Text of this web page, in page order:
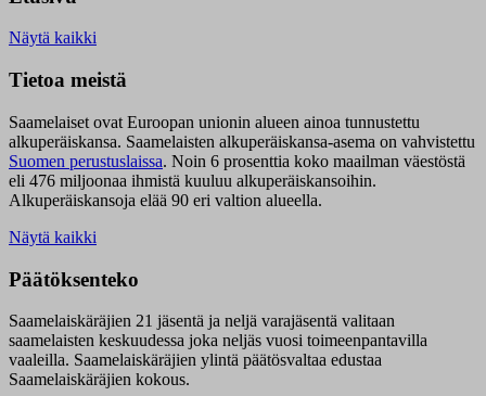
Näytä kaikki
Tietoa meistä
Saamelaiset ovat Euroopan unionin alueen ainoa tunnustettu
alkuperäiskansa. Saamelaisten alkuperäiskansa-asema on vahvistettu
Suomen perustuslaissa. Noin 6 prosenttia koko maailman väestöstä
eli 476 miljoonaa ihmistä kuuluu alkuperäiskansoihin.
Alkuperäiskansoja elää 90 eri valtion alueella.
Näytä kaikki
Päätöksenteko
Saamelaiskäräjien 21 jäsentä ja neljä varajäsentä valitaan
saamelaisten keskuudessa joka neljäs vuosi toimeenpantavilla
vaaleilla. Saamelaiskäräjien ylintä päätösvaltaa edustaa
Saamelaiskäräjien kokous.